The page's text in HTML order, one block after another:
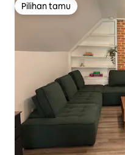
Pilihan tamu
Pilihan tamu